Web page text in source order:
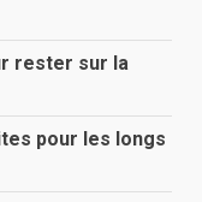
rester sur la
pour les longs